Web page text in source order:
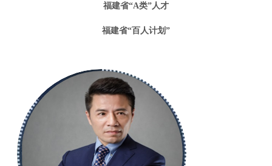
福建省“A类”人才
福建省“百人计划”